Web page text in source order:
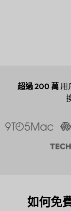
超過 200 萬 用
如何免